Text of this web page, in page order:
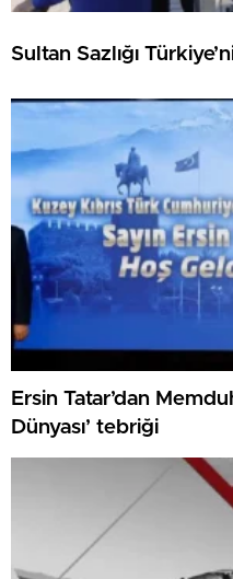
Sultan Sazlığı
Ersin Tatar’dan
Dünyası’ tebriği